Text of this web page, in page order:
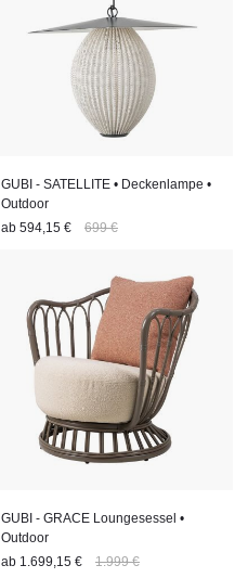
GUBI - SATELLITE • Deckenlampe •
Outdoor
ab 594,15 € 699 €
GUBI - GRACE Loungesessel •
Outdoor
ab 1.699,15 € 1.999 €